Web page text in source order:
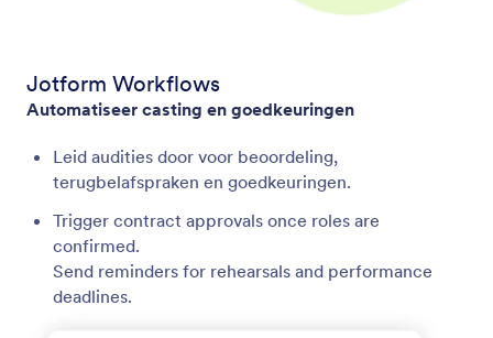
Jotform Workflows
Automatiseer casting en goedkeuringen
Leid audities door voor beoordeling,
terugbelafspraken en goedkeuringen.
Trigger contract approvals once roles are
confirmed.
Send reminders for rehearsals and performance
deadlines.